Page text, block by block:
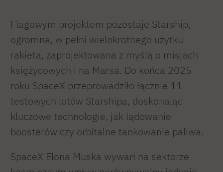
Flagowym projektem pozostaje Starship,
ogromna, w pełni wielokrotnego użytku
rakieta, zaprojektowana z myślą o misjach
księżycowych i na Marsa. Do końca 2025
roku SpaceX przeprowadziło łącznie 11
testowych lotów Starshipa, doskonaląc
kluczowe technologie, jak lądowanie
boosterów czy orbitalne tankowanie paliwa.
SpaceX Elona Muska wywarł na sektorze